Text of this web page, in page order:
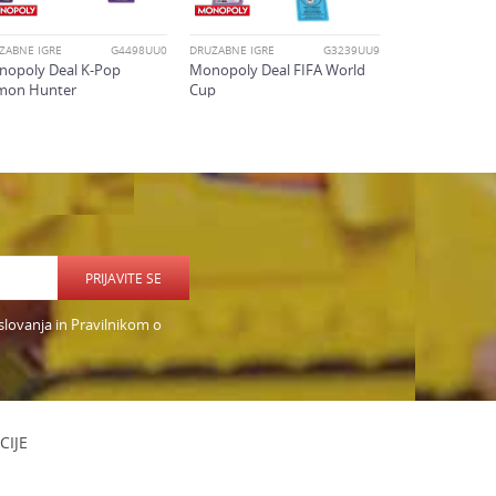
IGRE G4498UU0
Deal K-Pop
Hunter
DRUŽABNE IGRE G3239UU9
Monopoly Deal FIFA World
Cup
PRIJAVITE SE
in Pravilnikom o